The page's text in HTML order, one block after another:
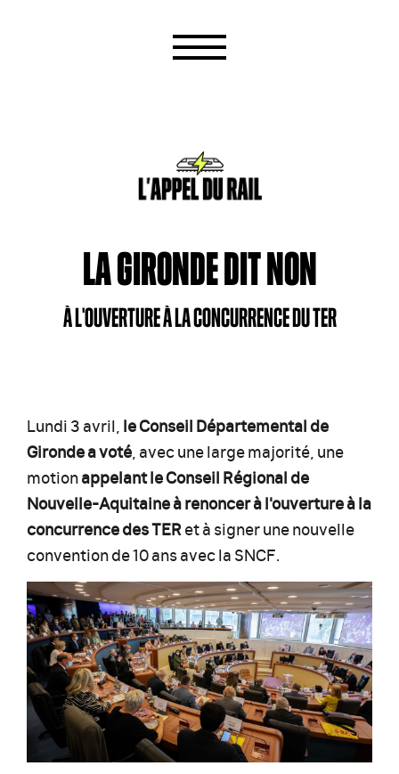
LA GIRONDE DIT NON
À L'OUVERTURE À LA CONCURRENCE DU TER
Lundi 3 avril, le Conseil Départemental de
Gironde a voté , avec une large majorité, une
motionappelant le Conseil Régional de
Nouvelle-Aquitaine à renoncer à l'ouverture à la
concurrence des TERet à signer une nouvelle
convention de 10 ans avec la SNCF.